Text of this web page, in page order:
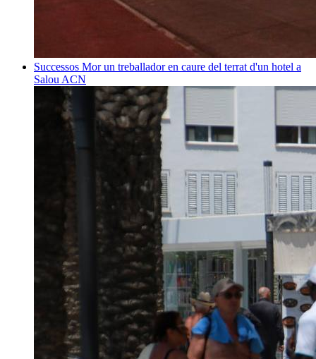
Successos Mor un treballador en caure del terrat d'un hotel a
Salou ACN